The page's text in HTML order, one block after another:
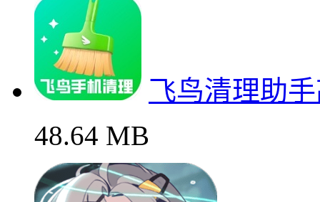
飞鸟清理助
48.64 MB